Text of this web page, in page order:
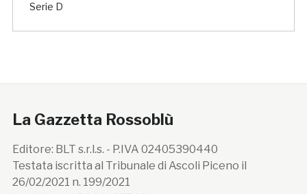
Serie D
La Gazzetta Rossoblù
Editore: BLT s.r.l.s. - P.IVA 02405390440
Testata iscritta al Tribunale di Ascoli Piceno il
26/02/2021 n. 199/2021